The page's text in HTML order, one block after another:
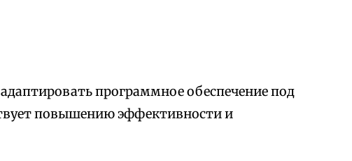
программное обеспечение под
повышению эффективности и